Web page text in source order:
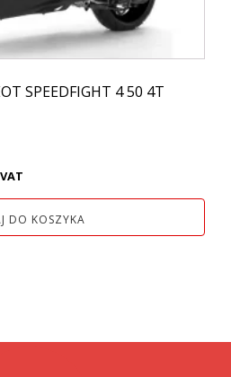
SPEEDFIGHT 4 50 4T
DO KOSZYKA